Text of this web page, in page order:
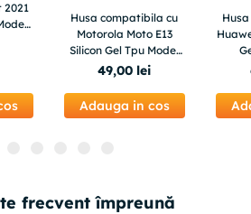
2021
Husa compatibila cu
Motorola Moto E13
Silicon Gel Tpu Model
Flori de Stanca
49,00 lei
Adauga in cos
frecvent împreună